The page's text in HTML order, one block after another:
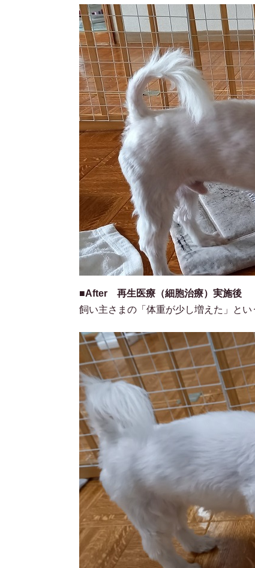
■After 再生医療（細胞治療）実施後
飼い主さまの「体重が少し増えた」と